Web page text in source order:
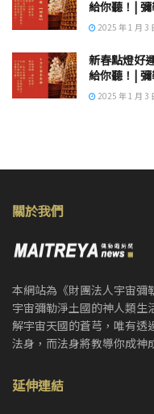
給你聽！|
2025 年 1 月 3
新春點燈好
給你聽！|
2025 年 1 月 3
關於我們
本網站為《財團法人宇宙彌
宇宙彌勒淨土國的神人類生
解宇宙天國的蒼芎，唯有透
法身，而法身將教導你成神
延伸連結